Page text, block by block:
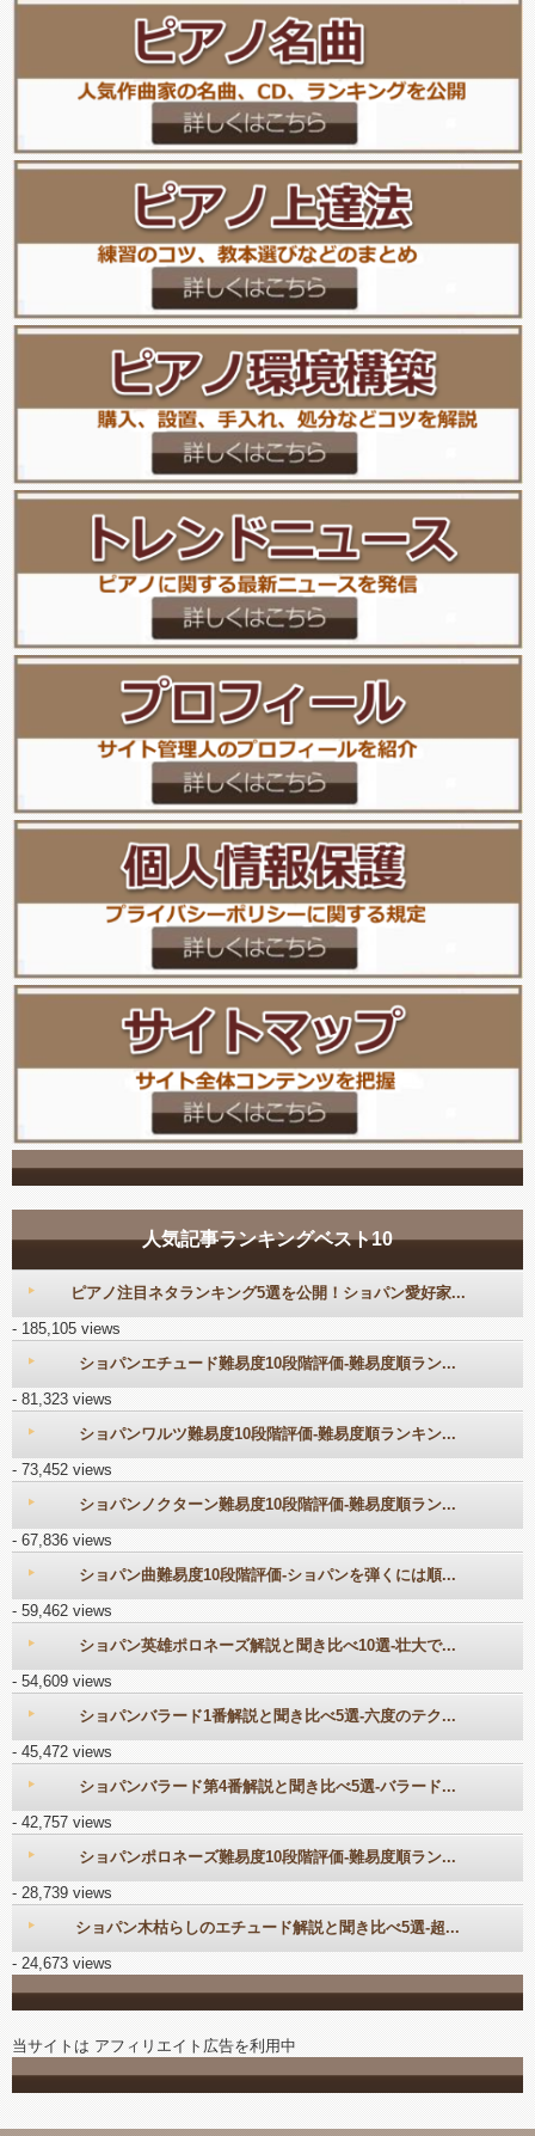
人気記事ランキングベスト10
ピアノ注目ネタランキング5選を公開！ショパン愛好家...
- 185,105 views
ショパンエチュード難易度10段階評価-難易度順ラン...
- 81,323 views
ショパンワルツ難易度10段階評価-難易度順ランキン...
- 73,452 views
ショパンノクターン難易度10段階評価-難易度順ラン...
- 67,836 views
ショパン曲難易度10段階評価-ショパンを弾くには順...
- 59,462 views
ショパン英雄ポロネーズ解説と聞き比べ10選-壮大で...
- 54,609 views
ショパンバラード1番解説と聞き比べ5選-六度のテク...
- 45,472 views
ショパンバラード第4番解説と聞き比べ5選-バラード...
- 42,757 views
ショパンポロネーズ難易度10段階評価-難易度順ラン...
- 28,739 views
ショパン木枯らしのエチュード解説と聞き比べ5選-超...
- 24,673 views
当サイトは アフィリエイト広告を利用中